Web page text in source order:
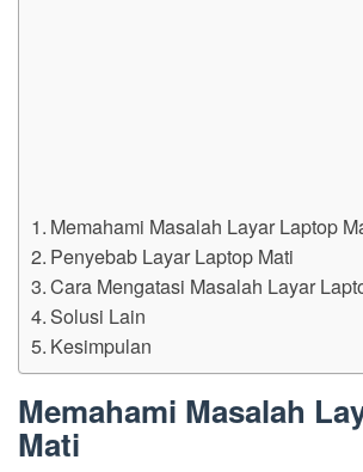
Memahami Masalah Layar Laptop
Penyebab Layar Laptop Mati
Cara Mengatasi Masalah Layar
Solusi Lain
Kesimpulan
Memahami Masalah
Mati